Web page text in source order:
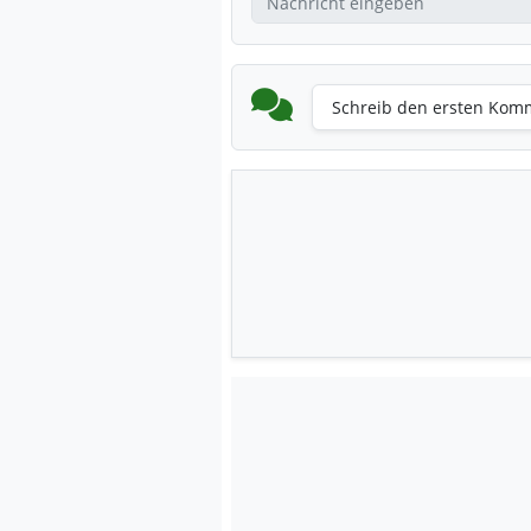
Schreib den ersten